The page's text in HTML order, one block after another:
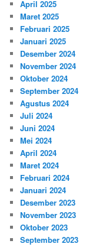
April 2025
Maret 2025
Februari 2025
Januari 2025
Desember 2024
November 2024
Oktober 2024
September 2024
Agustus 2024
Juli 2024
Juni 2024
Mei 2024
April 2024
Maret 2024
Februari 2024
Januari 2024
Desember 2023
November 2023
Oktober 2023
September 2023